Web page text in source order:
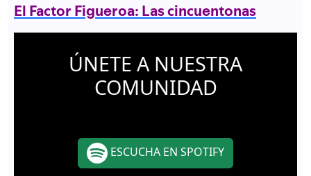
El Factor Figueroa: Las cincuentonas
ÚNETE A NUESTRA
COMUNIDAD
ESCUCHA EN SPOTIFY